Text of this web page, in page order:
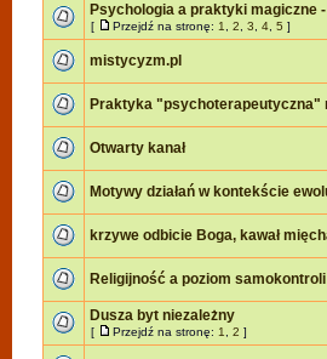
Psychologia a praktyki magiczne
[ Przejdź na stronę: 1 2 3 4 5 ]
mistycyzm.pl
Praktyka "psychoterapeutyczna"
Otwarty kanał
Motywy działań w kontekście
krzywe odbicie Boga, kawał
Religijność a poziom samokontroli
Dusza byt niezależny
[ Przejdź na stronę: 1 2 ]